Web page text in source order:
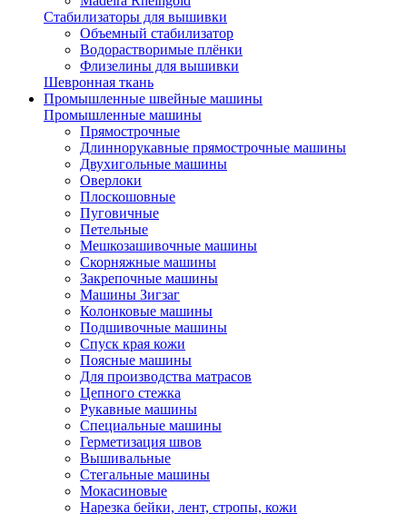
Стабилизаторы для вышивки
Объемный стабилизатор
Водорастворимые плёнки
Флизелины для вышивки
Шевронная ткань
Промышленные швейные машины
Промышленные машины
Прямострочные
Длиннорукавные прямострочные машины
Двухигольные машины
Оверлоки
Плоскошовные
Пуговичные
Петельные
Мешкозашивочные машины
Скорняжные машины
Закрепочные машины
Машины Зигзаг
Колонковые машины
Подшивочные машины
Спуск края кожи
Поясные машины
Для производства матрасов
Цепного стежка
Рукавные машины
Специальные машины
Герметизация швов
Вышивальные
Стегальные машины
Мокасиновые
Нарезка бейки, лент, стропы, кожи